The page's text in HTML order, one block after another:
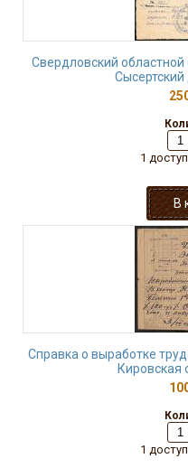
Свердловский областной
1
Справка о выработке
Кировская
1